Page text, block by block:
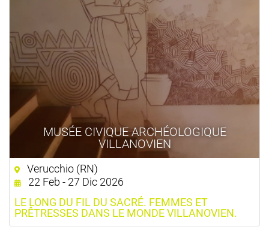
MUSÉE CIVIQUE ARCHÉOLOGIQUE
VILLANOVIEN
Verucchio (RN)
22 Feb - 27 Dic 2026
LE LONG DU FIL DU SACRÉ. FEMMES ET
PRÊTRESSES DANS LE MONDE VILLANOVIEN.